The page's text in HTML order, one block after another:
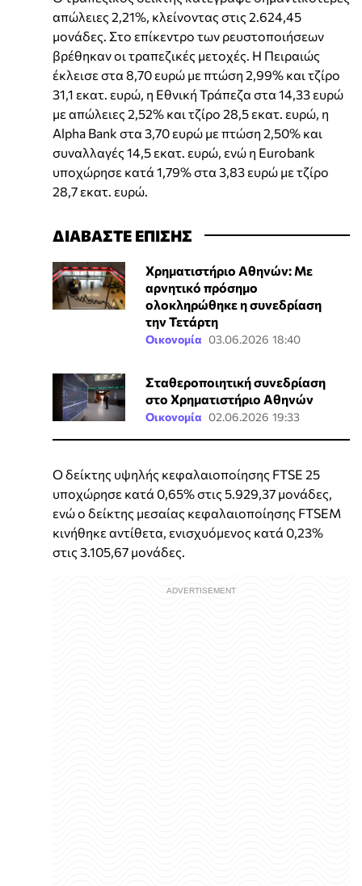
απώλειες 2,21%, κλείνοντας στις 2.624,45
μονάδες. Στο επίκεντρο των ρευστοποιήσεων
βρέθηκαν οι τραπεζικές μετοχές. Η Πειραιώς
έκλεισε στα 8,70 ευρώ με πτώση 2,99% και τζίρο
31,1 εκατ. ευρώ, η Εθνική Τράπεζα στα 14,33 ευρώ
με απώλειες 2,52% και τζίρο 28,5 εκατ. ευρώ, η
Alpha Bank στα 3,70 ευρώ με πτώση 2,50% και
συναλλαγές 14,5 εκατ. ευρώ, ενώ η Eurobank
υποχώρησε κατά 1,79% στα 3,83 ευρώ με τζίρο
28,7 εκατ. ευρώ.
ΔΙΑΒΑΣΤΕ ΕΠΙΣΗΣ
Χρηματιστήριο Αθηνών: Με
αρνητικό πρόσημο
ολοκληρώθηκε η συνεδρίαση
την Τετάρτη
Οικονομία 03.06.2026 18:40
Σταθεροποιητική συνεδρίαση
στο Χρηματιστήριο Αθηνών
Οικονομία 02.06.2026 19:33
Ο δείκτης υψηλής κεφαλαιοποίησης FTSE 25
υποχώρησε κατά 0,65% στις 5.929,37 μονάδες,
ενώ ο δείκτης μεσαίας κεφαλαιοποίησης FTSEM
κινήθηκε αντίθετα, ενισχυόμενος κατά 0,23%
στις 3.105,67 μονάδες.